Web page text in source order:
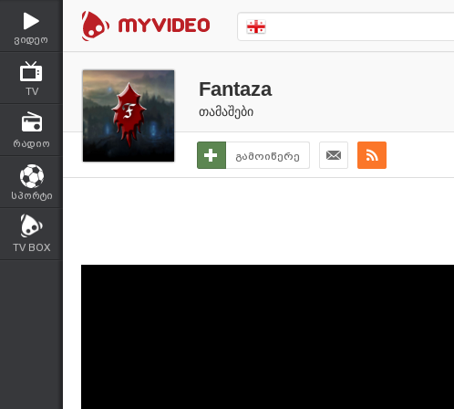
ვიდეო
TV
რადიო
სპორტი
TV BOX
Fantaza
თამაშები
გამოიწერე